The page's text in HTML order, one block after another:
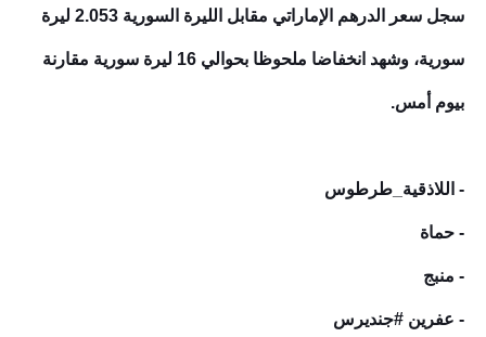
سجل سعر الدرهم الإماراتي مقابل الليرة السورية 2.053 ليرة
سورية، وشهد انخفاضا ملحوظا بحوالي 16 ليرة سورية مقارنة
بيوم أمس.
- اللاذقية_طرطوس
- حماة
- منبج
- عفرين #جنديرس